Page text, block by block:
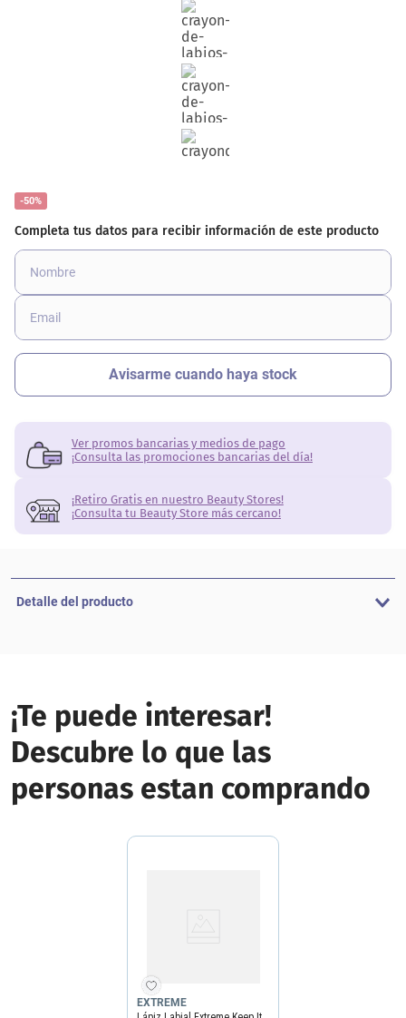
-50%
Ver promos bancarias y medios de pago
¡Consulta las promociones bancarias del día!
¡Retiro Gratis en nuestro Beauty Stores!
¡Consulta tu Beauty Store más cercano!
Detalle del producto
¡Te puede interesar!
Descubre lo que las
personas estan comprando
EXTREME